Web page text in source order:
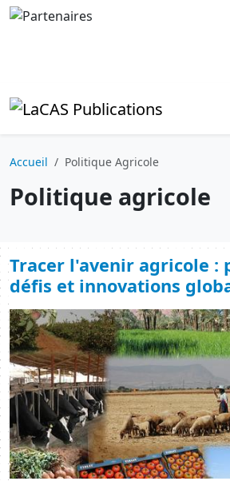
Aller au contenu principal
Accueil Politique Agricole
Politique agricole
Tracer l'avenir agricole :
défis et innovations
Image